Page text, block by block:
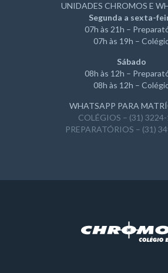
UNIDADES CHROMOS E
Segunda a sexta-
07h às 21h –
07h às 19h –
Sábado
08h às 12h –
08h às 12h –
WHATSAPP PARA
COLÉGIOS – (31)
PREPARATÓRIOS – (31)